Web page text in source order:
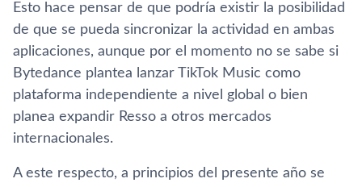
Esto hace pensar de que podría existir la posibilidad
de que se pueda sincronizar la actividad en ambas
aplicaciones, aunque por el momento no se sabe si
Bytedance plantea lanzar TikTok Music como
plataforma independiente a nivel global o bien
planea expandir Resso a otros mercados
internacionales.
A este respecto, a principios del presente año se